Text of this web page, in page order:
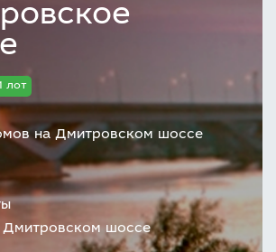
лот
на Дмитровском шоссе
Дмитровском шоссе